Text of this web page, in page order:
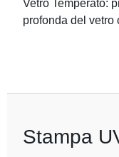
Vetro Temperato:
profonda del
Stampa